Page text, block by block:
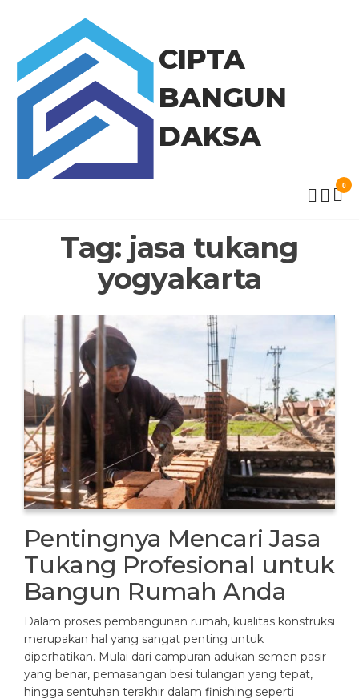
content
CIPTA
BANGUN
DAKSA
0
Tag: jasa tukang
yogyakarta
Pentingnya Mencari Jasa
Tukang Profesional untuk
Bangun Rumah Anda
Dalam proses pembangunan rumah, kualitas konstruksi
merupakan hal yang sangat penting untuk
diperhatikan. Mulai dari campuran adukan semen pasir
yang benar, pemasangan besi tulangan yang tepat,
hingga sentuhan terakhir dalam finishing seperti